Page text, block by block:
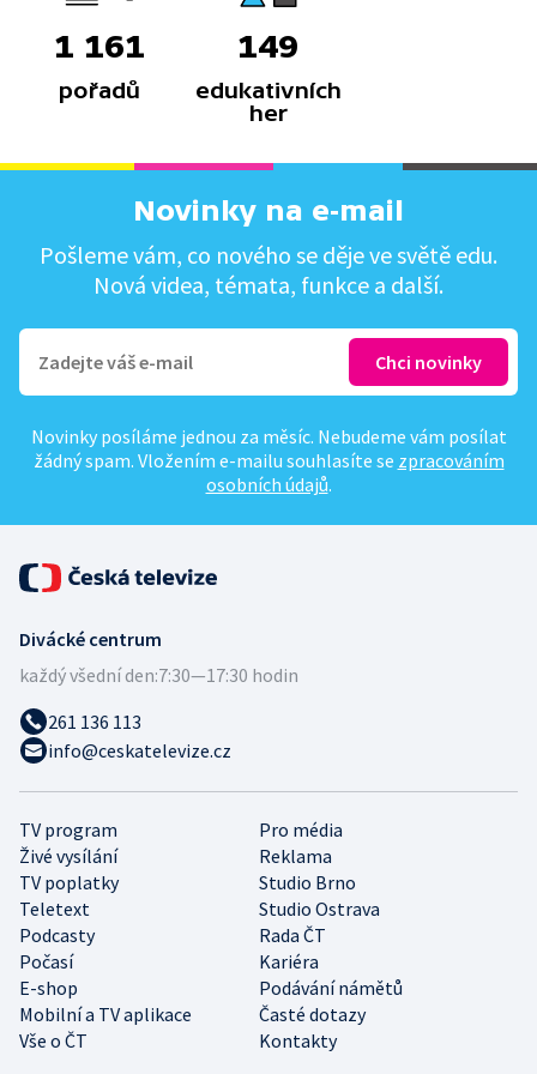
1 161
pořadů
149
edukativních
her
Novinky na e-mail
Pošleme vám, co nového se děje ve světě edu.
Nová videa, témata, funkce a další.
Novinky posíláme jednou za měsíc. Nebudeme vám posílat
žádný spam. Vložením e-mailu souhlasíte se zpracováním
osobních údajů.